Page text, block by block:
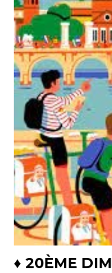
♦ 20ÈME